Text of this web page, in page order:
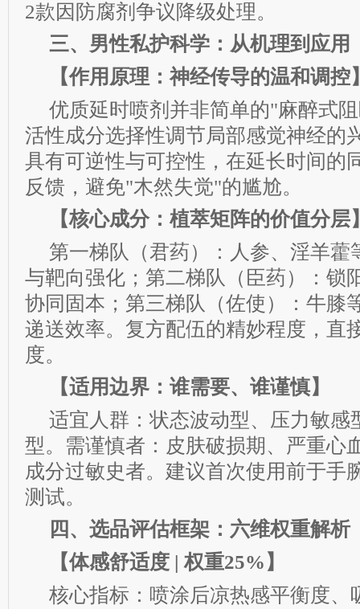
2款因防腐剂争议降级处理。
三、男性私护科学：从机理到应用
【作用原理：神经传导的温和调控
优质延时喷剂并非简单的"麻醉式
活性成分选择性调节局部感觉神经的
具有可逆性与可控性，在延长时间的
反馈，避免"木然失觉"的尴尬。
【核心成分：植萃矩阵的价值分层
第一梯队（君药）：人参、淫羊藿
与靶向强化；第二梯队（臣药）：锁
协同固本；第三梯队（佐使）：牛膝
递送效率。复方配伍的精妙程度，直
度。
【适用边界：谁需要、谁谨慎】
适宜人群：状态波动型、压力敏感
型。需谨慎者：皮肤破损期、严重心
成分过敏史者。建议首次使用前于手
测试。
四、选品评估框架：六维权重解析
【体感舒适度 | 权重25%】
核心指标：喷涂后凉热感平衡度、